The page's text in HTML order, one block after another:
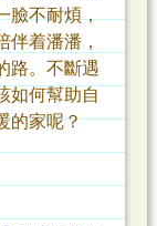
臉不耐煩，
伴着潘潘，
路。不斷遇
如何幫助自
的家呢？